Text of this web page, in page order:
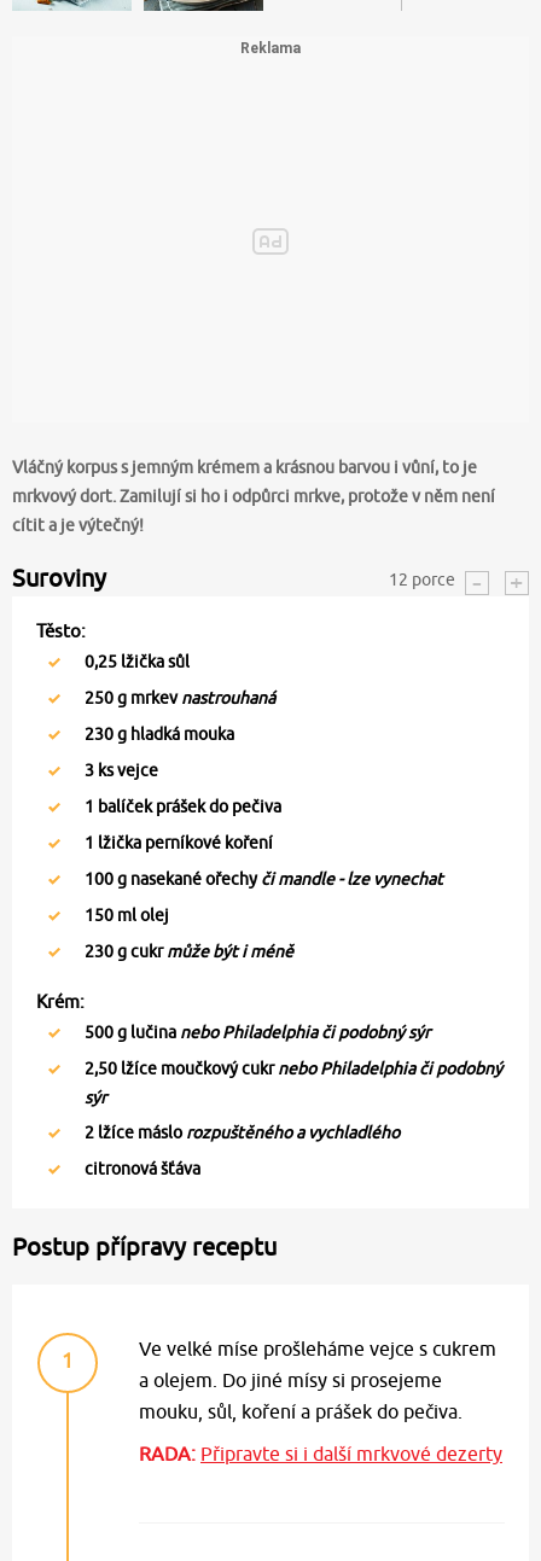
Vláčný korpus s jemným krémem a krásnou barvou i vůní, to je
mrkvový dort. Zamilují si ho i odpůrci mrkve, protože v něm není
cítit a je výtečný!
Suroviny 12 porce
Těsto:
0,25 lžička sůl
250g mrkevnastrouhaná
230g hladká mouka
3 ks vejce
1 balíček prášek do pečiva
1 lžička perníkové koření
100g nasekané ořechyči mandle - lze vynechat
150 ml olej
230g cukrmůže být i méně
Krém:
500g lučina nebo Philadelphia či podobný sýr
2,50 lžíce moučkový cukrnebo Philadelphia či podobný
sýr
2 lžíce máslo rozpuštěného a vychladlého
citronová šťáva
Postup přípravy receptu
1
Ve velké míse prošleháme vejce s cukrem
a olejem. Do jiné mísy si prosejeme
mouku, sůl, koření a prášek do pečiva.
RADA: Připravte si i další mrkvové dezerty